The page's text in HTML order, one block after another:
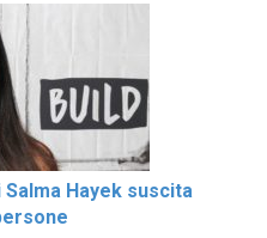
Hayek suscita